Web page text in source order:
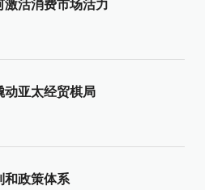
激活消费市场活力
动亚太经贸棋局
和政策体系